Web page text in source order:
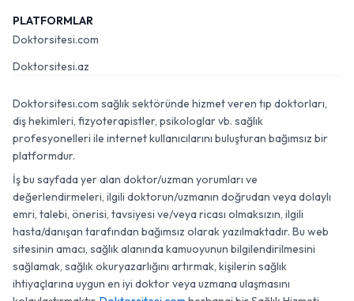
PLATFORMLAR
Doktorsitesi.com
Doktorsitesi.az
Doktorsitesi.com sağlık sektöründe hizmet veren tıp doktorları,
diş hekimleri, fizyoterapistler, psikologlar vb. sağlık
profesyonelleri ile internet kullanıcılarını buluşturan bağımsız bir
platformdur.
İş bu sayfada yer alan doktor/uzman yorumları ve
değerlendirmeleri, ilgili doktorun/uzmanın doğrudan veya dolaylı
emri, talebi, önerisi, tavsiyesi ve/veya ricası olmaksızın, ilgili
hasta/danışan tarafından bağımsız olarak yazılmaktadır. Bu web
sitesinin amacı, sağlık alanında kamuoyunun bilgilendirilmesini
sağlamak, sağlık okuryazarlığını artırmak, kişilerin sağlık
ihtiyaçlarına uygun en iyi doktor veya uzmana ulaşmasını